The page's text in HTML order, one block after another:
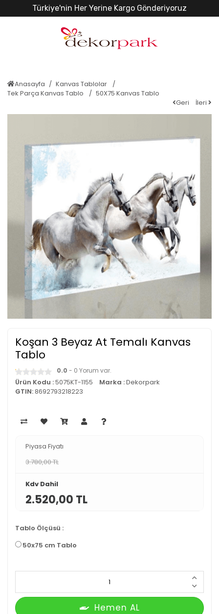
Türkiye'nin Her Yerine Kargo Gönderiyoruz
Anasayfa
Kanvas Tablolar
Tek Parça Kanvas Tablo
50X75 Kanvas Tablo
Geri
İleri
Koşan 3 Beyaz At Temalı Kanvas
Tablo
0.0 - 0 Yorum var.
Ürün Kodu :5075KT-1155 Marka :Dekorpark
GTIN:8692793218223
Piyasa Fiyatı
3.780,00 TL
Kdv Dahil
2.520,00 TL
Tablo Ölçüsü :
50x75 cm Tablo
Hemen AL